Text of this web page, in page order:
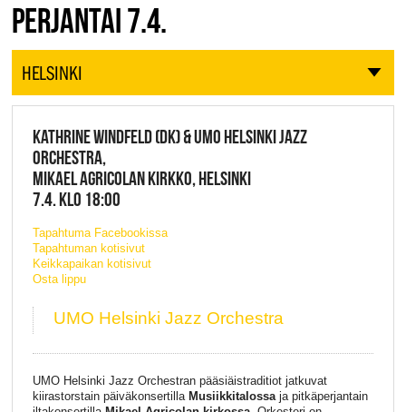
JAZZ FINLAND LIVE
PERJANTAI 7.4.
HELSINKI
KATHRINE WINDFELD (DK) & UMO HELSINKI JAZZ
ORCHESTRA,
MIKAEL AGRICOLAN KIRKKO, HELSINKI
7.4. KLO 18:00
Tapahtuma Facebookissa
Tapahtuman kotisivut
Keikkapaikan kotisivut
Osta lippu
UMO Helsinki Jazz Orchestra
UMO Helsinki Jazz Orchestran pääsiäistraditiot jatkuvat
kiirastorstain päiväkonsertilla Musiikkitalossaja pitkäperjantain